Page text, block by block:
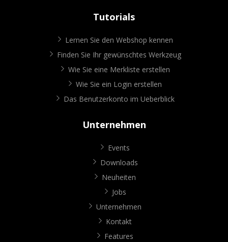
Tutorials
Lernen Sie den Webshop kennen
Finden Sie Ihr gewünschtes Werkzeug
Wie Sie eine Merkliste erstellen
Wie Sie ein Login erstellen
Das Benutzerkonto im Ueberblick
Unternehmen
Events
Downloads
Neuheiten
Jobs
Unternehmen
Kontakt
Features